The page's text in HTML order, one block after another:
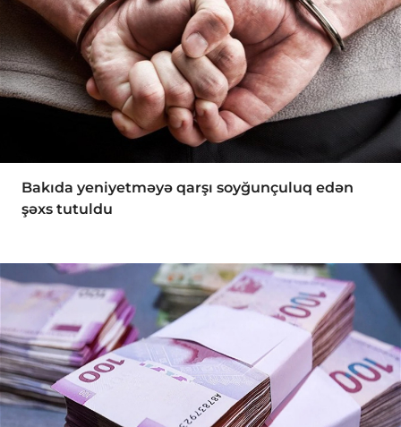
Bakıda yeniyetməyə qarşı soyğunçuluq edən
şəxs tutuldu